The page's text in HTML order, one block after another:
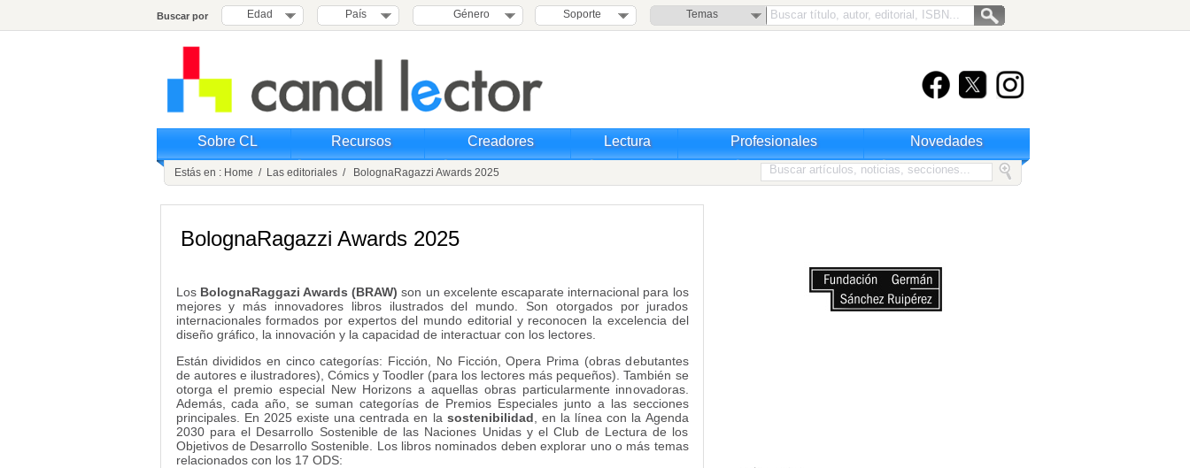
Buscar por Edad País Género Soporte Temas
Sobre CL Recursos Creadores Lectura Profesionales Novedades
Estás en : Home / Las editoriales / BolognaRagazzi Awards 2025
BolognaRagazzi Awards 2025
Los BolognaRaggazi Awards (BRAW) son un excelente escaparate internacional para los
mejores y más innovadores libros ilustrados del mundo. Son otorgados por jurados
internacionales formados por expertos del mundo editorial y reconocen la excelencia del
diseño gráfico, la innovación y la capacidad de interactuar con los lectores.
Están divididos en cinco categorías: Ficción, No Ficción, Opera Prima (obras debutantes
de autores e ilustradores), Cómics y Toodler (para los lectores más pequeños). También se
otorga el premio especial New Horizons a aquellas obras particularmente innovadoras.
Además, cada año, se suman categorías de Premios Especiales junto a las secciones
principales. En 2025 existe una centrada en la sostenibilidad , en la línea con la Agenda
2030 para el Desarrollo Sostenible de las Naciones Unidas y el Club de Lectura de los
Objetivos de Desarrollo Sostenible. Los libros nominados deben explorar uno o más temas
relacionados con los 17 ODS: